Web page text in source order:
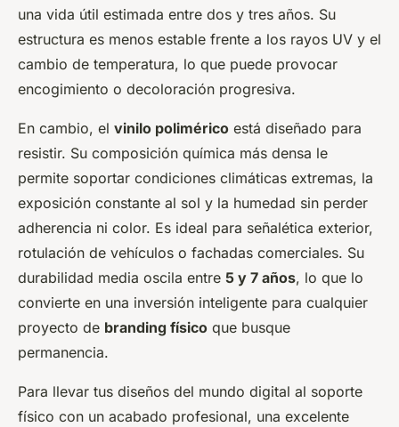
una vida útil estimada entre dos y tres años. Su
estructura es menos estable frente a los rayos UV y el
cambio de temperatura, lo que puede provocar
encogimiento o decoloración progresiva.
En cambio, el vinilo polimérico está diseñado para
resistir. Su composición química más densa le
permite soportar condiciones climáticas extremas, la
exposición constante al sol y la humedad sin perder
adherencia ni color. Es ideal para señalética exterior,
rotulación de vehículos o fachadas comerciales. Su
durabilidad media oscila entre 5 y 7 años, lo que lo
convierte en una inversión inteligente para cualquier
proyecto de branding físico que busque
permanencia.
Para llevar tus diseños del mundo digital al soporte
físico con un acabado profesional, una excelente